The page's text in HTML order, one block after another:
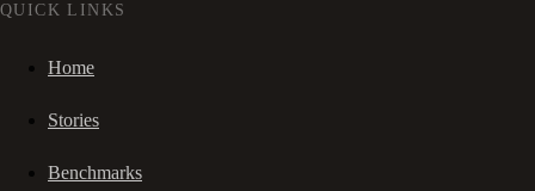
QUICK LINKS
Home
Stories
Benchmarks